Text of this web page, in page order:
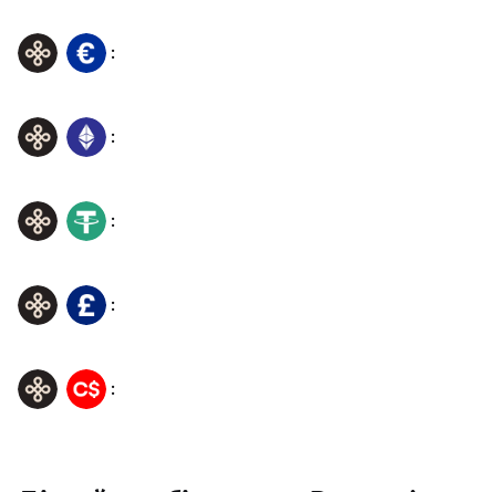
DYM EUR :
DYM ETH :
DYM USDT :
DYM GBP :
DYM CAD :